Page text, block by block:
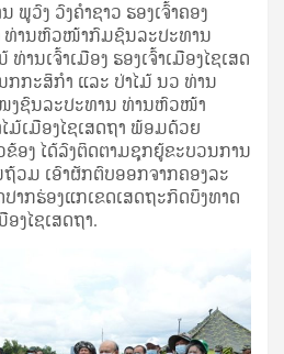
ພູວົງ ວົງຄຳຊາວ ຮອງເຈົ້າຄອງ
ທ່ານຫົວໜ້າກົມຊົນລະປະທານ
ານເຈົ້າເມືອງ ຮອງເຈົ້າເມືອງໄຊເສດ
ກະສິກຳ ແລະ ປ່າໄມ້ ນວ ທ່ານ
ຊົນລະປະທານ ທ່ານຫົວໜ້າ
ມ້ເມືອງໄຊເສດຖາ ພ້ອມດ້ວຍ
ອງ ໄດ້ລົງຕິດຕາມຊຸກຍູ້ຂະບວນການ
ວມ ເອົາຜັກຕົບອອກຈາກຄອງລະ
າກຮ່ອງແກເຂດເສດຖະກິດບຶງທາດ
ງໄຊເສດຖາ.